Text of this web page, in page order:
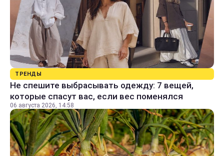
ТРЕНДЫ
Не спешите выбрасывать одежду: 7 вещей,
которые спасут вас, если вес поменялся
06 августа 2026, 14:58